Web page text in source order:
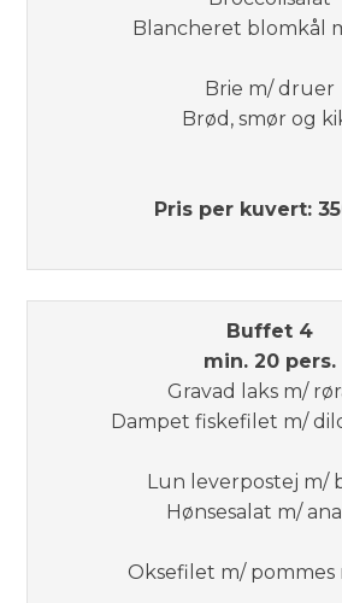
Blancheret blomkål
Brie m/ druer
Brød, smør og
Pris per kuvert:
Buffet 4
​min. 20 pers.
Gravad laks m/
Dampet fiskefilet m/
Lun leverpostej m/
Hønsesalat m/
Oksefilet m/ pommes